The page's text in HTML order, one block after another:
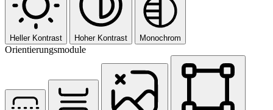
Heller Kontrast Hoher Kontrast Monochrom
Orientierungsmodule